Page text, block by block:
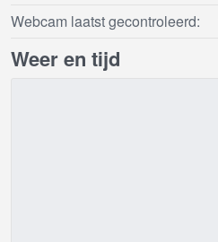
Webcam laatst gecontroleerd:
Weer en tijd